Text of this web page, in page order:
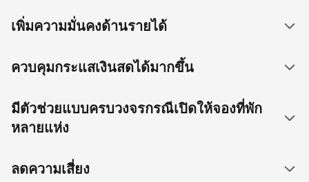
เพิ่มความมั่นคงด้านรายได้
ควบคุมกระแสเงินสดได้มากขึ้น
มีตัวช่วยแบบครบวงจรกรณีเปิดให้จองที่พัก
หลายแห่ง
ลดความเสี่ยง